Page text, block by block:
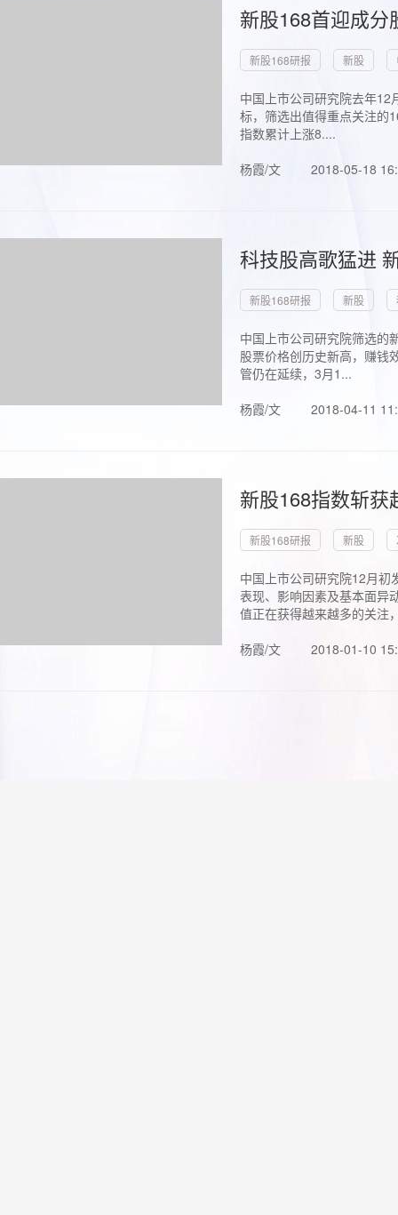
新股168首迎成
新股168研报 新股
中国上市公司研究院去年
标，筛选出值得重点关注的
指数累计上涨8....
杨霞/文
2018-05-18
科技股高歌猛进
新股168研报 新股
中国上市公司研究院筛选的
股票价格创历史新高，赚钱
管仍在延续，3月1...
杨霞/文
2018-04-11
新股168指数斩
新股168研报 新股
中国上市公司研究院12月初
表现、影响因素及基本面异
值正在获得越来越多的关注
杨霞/文
2018-01-10